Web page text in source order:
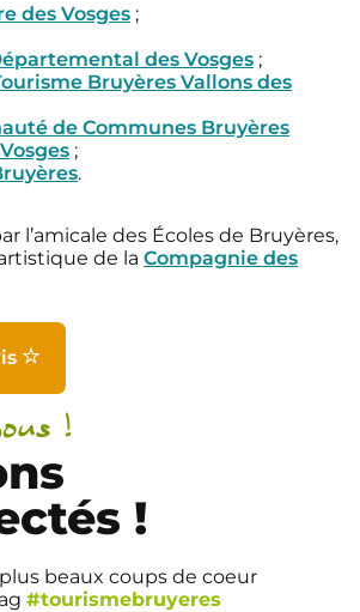
des Vosges ;
des Vosges ;
Bruyères Vallons des
de Communes Bruyères
;
.
l’amicale des Écoles de Bruyères,
de la Compagnie des
!
!
beaux coups de coeur
#tourismebruyeres